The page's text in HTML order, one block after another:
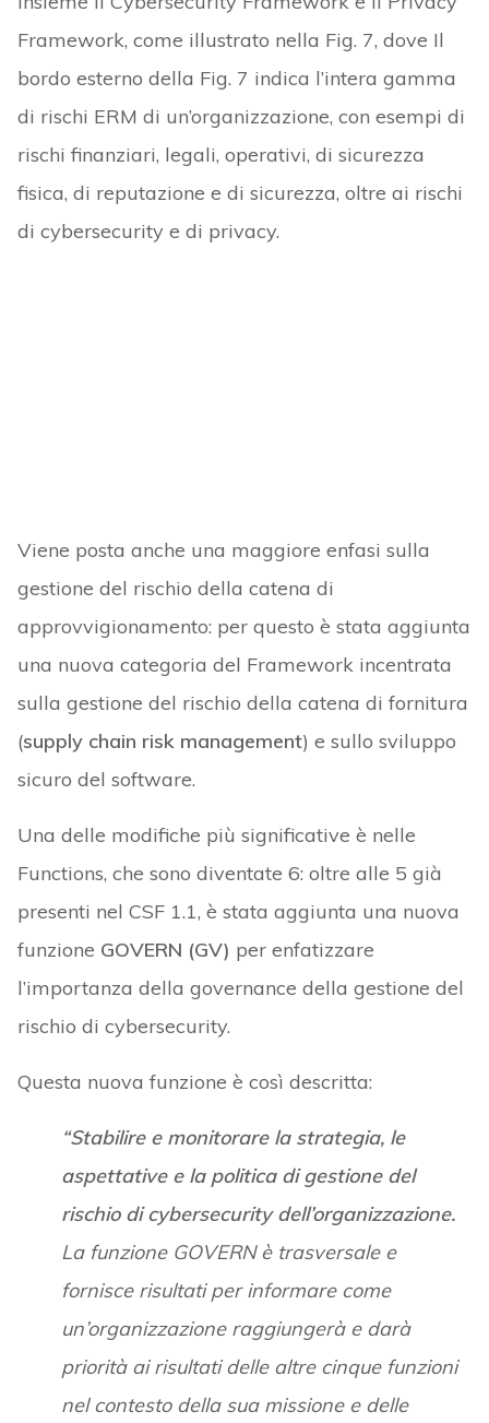
Framework, come illustrato nella Fig. 7, dove Il
bordo esterno della Fig. 7 indica l’intera gamma
di rischi ERM di un’organizzazione, con esempi di
rischi finanziari, legali, operativi, di sicurezza
fisica, di reputazione e di sicurezza, oltre ai rischi
di cybersecurity e di privacy.
Viene posta anche una maggiore enfasi sulla
gestione del rischio della catena di
approvvigionamento: per questo è stata aggiunta
una nuova categoria del Framework incentrata
sulla gestione del rischio della catena di fornitura
(supply chain risk management) e sullo sviluppo
sicuro del software.
Una delle modifiche più significative è nelle
Functions, che sono diventate 6: oltre alle 5 già
presenti nel CSF 1.1, è stata aggiunta una nuova
funzione GOVERN (GV) per enfatizzare
l’importanza della governance della gestione del
rischio di cybersecurity.
Questa nuova funzione è così descritta:
“Stabilire e monitorare la strategia, le
aspettative e la politica di gestione del
rischio di cybersecurity dell’organizzazione.
La funzione GOVERN è trasversale e
fornisce risultati per informare come
un’organizzazione raggiungerà e darà
priorità ai risultati delle altre cinque funzioni
nel contesto della sua missione e delle